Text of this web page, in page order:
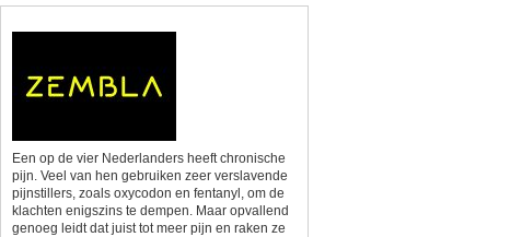
Een op de vier Nederlanders heeft chronische
pijn. Veel van hen gebruiken zeer verslavende
pijnstillers, zoals oxycodon en fentanyl, om de
klachten enigszins te dempen. Maar opvallend
genoeg leidt dat juist tot meer pijn en raken ze